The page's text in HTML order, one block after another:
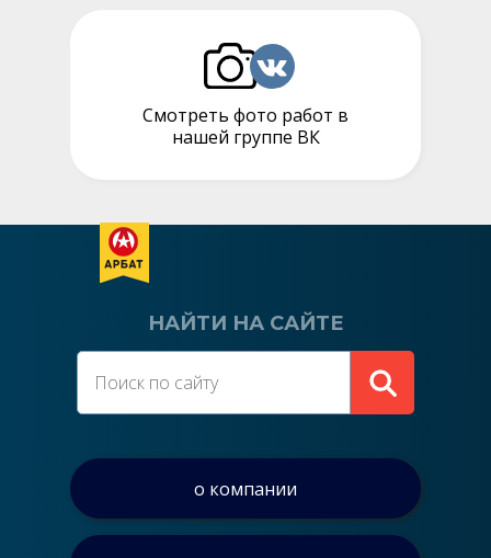
о компании
Смотреть фото работ в
нашей группе ВК
НАЙТИ НА САЙТЕ